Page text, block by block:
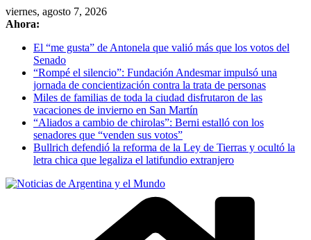
Skip
to
viernes, agosto 7, 2026
Ahora:
El “me gusta” de Antonela que valió más que los votos del
Senado
“Rompé el silencio”: Fundación Andesmar impulsó una
jornada de concientización contra la trata de personas
Miles de familias de toda la ciudad disfrutaron de las
vacaciones de invierno en San Martín
“Aliados a cambio de chirolas”: Berni estalló con los
senadores que “venden sus votos”
Bullrich defendió la reforma de la Ley de Tierras y ocultó la
letra chica que legaliza el latifundio extranjero